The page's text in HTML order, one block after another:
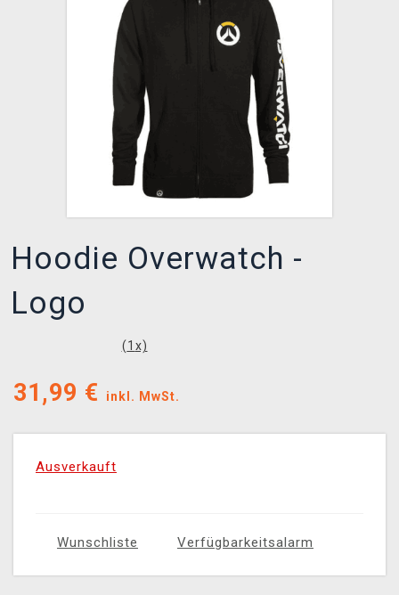
Hoodie Overwatch -
Logo
(1 x)
31,99 € inkl. MwSt.
Ausverkauft
Wunschliste Verfügbarkeitsalarm